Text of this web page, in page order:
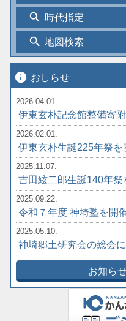
search 時代指定
search 地図検索
info おしらせ
2026.04.01.
伊東玄朴記念館整備寄
2026.02.01.
伊東玄朴生誕225年祭を
2025.11.07.
吉田絃二郎生誕140年祭
2025.09.22.
令和７年度 神埼塾を開
2025.05.10.
神埼郷土研究会の総会
お知ら